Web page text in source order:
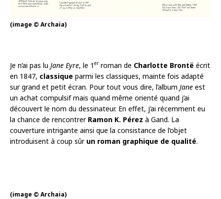
(image © Archaia)
Je n’ai pas lu Jane Eyre, le 1 erroman de Charlotte Brontë écrit
en 1847, classique parmi les classiques, mainte fois adapté
sur grand et petit écran. Pour tout vous dire, l’album Jane est
un achat compulsif mais quand même orienté quand j’ai
découvert le nom du dessinateur. En effet, j’ai récemment eu
la chance de rencontrer Ramon K. Pérez à Gand. La
couverture intrigante ainsi que la consistance de l’objet
introduisent à coup sûr un roman graphique de qualité.
(image © Archaia)